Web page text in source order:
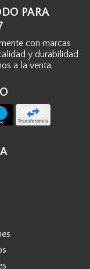
PARA
con marcas
y durabilidad
a la venta.